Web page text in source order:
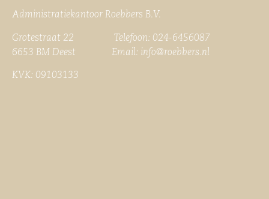
Administratiekantoor Roebbers B.V.
Grotestraat 22 Telefoon: 024-6456087
6653 BM Deest Email: info@roebbers.nl
KVK: 09103133